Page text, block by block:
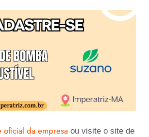
oficial da empresa ou visite o site de